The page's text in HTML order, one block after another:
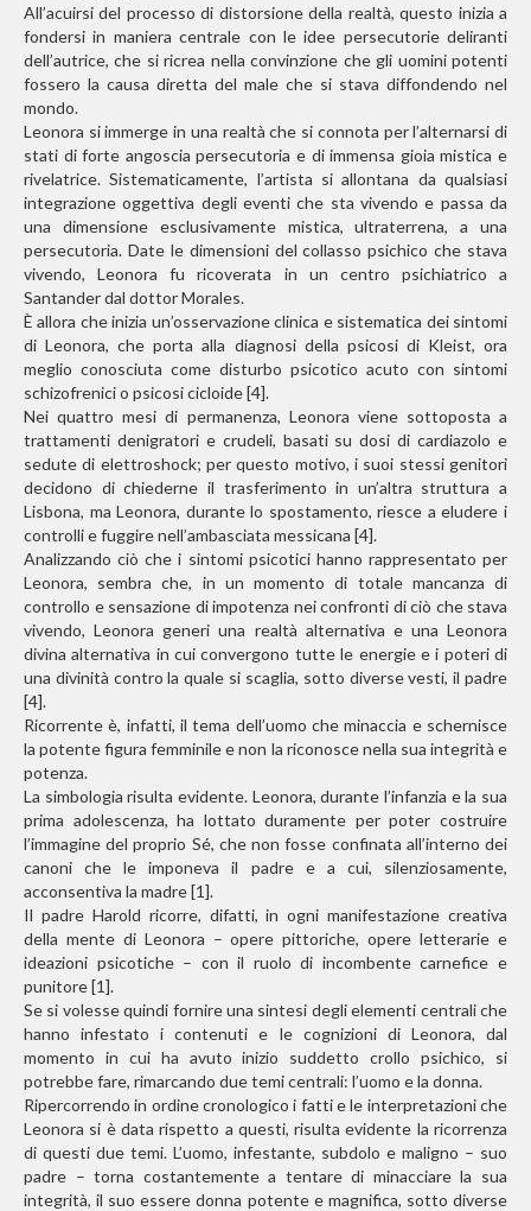
All’acuirsi del processo di distorsione della realtà, questo inizia a
fondersi in maniera centrale con le idee persecutorie deliranti
dell’autrice, che si ricrea nella convinzione che gli uomini potenti
fossero la causa diretta del male che si stava diffondendo nel
mondo.
Leonora si immerge in una realtà che si connota per l’alternarsi di
stati di forte angoscia persecutoria e di immensa gioia mistica e
rivelatrice. Sistematicamente, l’artista si allontana da qualsiasi
integrazione oggettiva degli eventi che sta vivendo e passa da
una dimensione esclusivamente mistica, ultraterrena, a una
persecutoria. Date le dimensioni del collasso psichico che stava
vivendo, Leonora fu ricoverata in un centro psichiatrico a
Santander dal dottor Morales.
È allora che inizia un’osservazione clinica e sistematica dei sintomi
di Leonora, che porta alla diagnosi della psicosi di Kleist, ora
meglio conosciuta come disturbo psicotico acuto con sintomi
schizofrenici o psicosi cicloide [4].
Nei quattro mesi di permanenza, Leonora viene sottoposta a
trattamenti denigratori e crudeli, basati su dosi di cardiazolo e
sedute di elettroshock; per questo motivo, i suoi stessi genitori
decidono di chiederne il trasferimento in un’altra struttura a
Lisbona, ma Leonora, durante lo spostamento, riesce a eludere i
controlli e fuggire nell’ambasciata messicana [4].
Analizzando ciò che i sintomi psicotici hanno rappresentato per
Leonora, sembra che, in un momento di totale mancanza di
controllo e sensazione di impotenza nei confronti di ciò che stava
vivendo, Leonora generi una realtà alternativa e una Leonora
divina alternativa in cui convergono tutte le energie e i poteri di
una divinità contro la quale si scaglia, sotto diverse vesti, il padre
[4].
Ricorrente è, infatti, il tema dell’uomo che minaccia e schernisce
la potente figura femminile e non la riconosce nella sua integrità e
potenza.
La simbologia risulta evidente. Leonora, durante l’infanzia e la sua
prima adolescenza, ha lottato duramente per poter costruire
l’immagine del proprio Sé, che non fosse confinata all’interno dei
canoni che le imponeva il padre e a cui, silenziosamente,
acconsentiva la madre [1].
Il padre Harold ricorre, difatti, in ogni manifestazione creativa
della mente di Leonora – opere pittoriche, opere letterarie e
ideazioni psicotiche – con il ruolo di incombente carnefice e
punitore [1].
Se si volesse quindi fornire una sintesi degli elementi centrali che
hanno infestato i contenuti e le cognizioni di Leonora, dal
momento in cui ha avuto inizio suddetto crollo psichico, si
potrebbe fare, rimarcando due temi centrali: l’uomo e la donna.
Ripercorrendo in ordine cronologico i fatti e le interpretazioni che
Leonora si è data rispetto a questi, risulta evidente la ricorrenza
di questi due temi. L’uomo, infestante, subdolo e maligno – suo
padre – torna costantemente a tentare di minacciare la sua
integrità, il suo essere donna potente e magnifica, sotto diverse